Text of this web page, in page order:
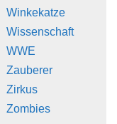
Winkekatze
Wissenschaft
WWE
Zauberer
Zirkus
Zombies